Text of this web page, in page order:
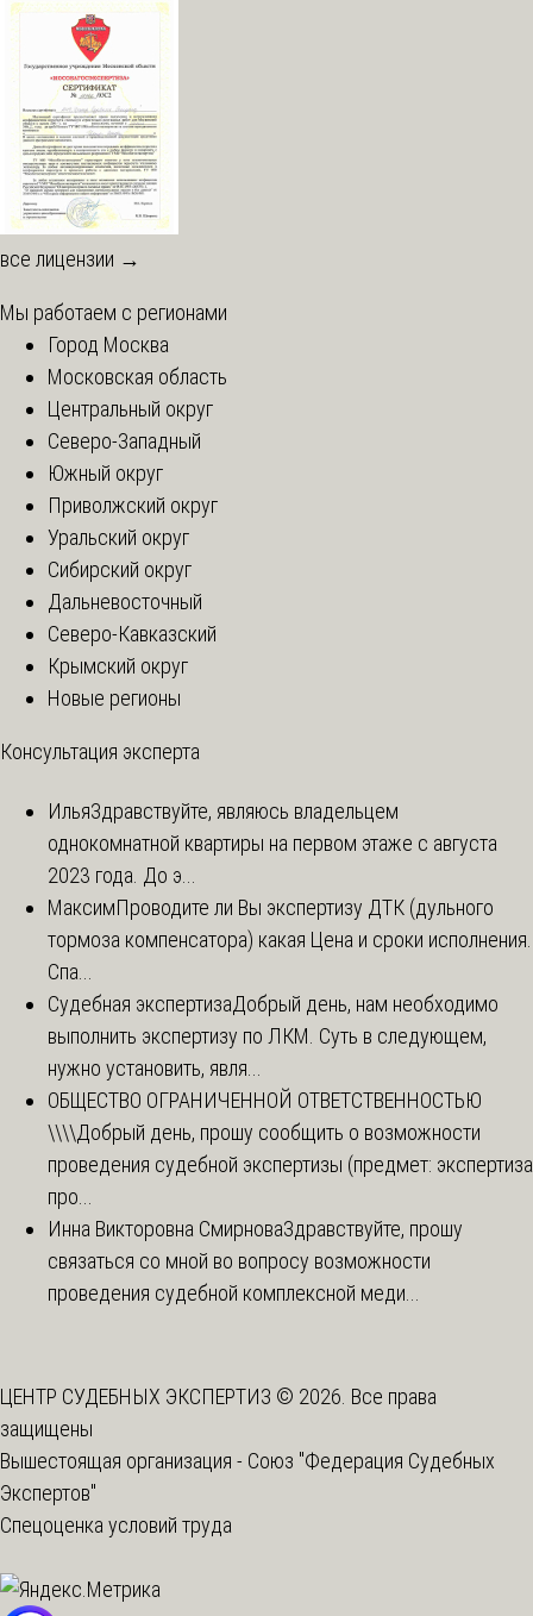
все лицензии →
Мы работаем с регионами
Город Москва
Московская область
Центральный округ
Северо-Западный
Южный округ
Приволжский округ
Уральский округ
Сибирский округ
Дальневосточный
Северо-Кавказский
Крымский округ
Новые регионы
Консультация эксперта
ИльяЗдравствуйте, являюсь владельцем
однокомнатной квартиры на первом этаже с августа
2023 года. До э...
МаксимПроводите ли Вы экспертизу ДТК (дульного
тормоза компенсатора) какая Цена и сроки исполнения.
Спа...
Судебная экспертизаДобрый день, нам необходимо
выполнить экспертизу по ЛКМ. Суть в следующем,
нужно установить, явля...
ОБЩЕСТВО ОГРАНИЧЕННОЙ ОТВЕТСТВЕННОСТЬЮ
\\\\Добрый день, прошу сообщить о возможности
проведения судебной экспертизы (предмет: экспертиза
про...
Инна Викторовна СмирноваЗдравствуйте, прошу
связаться со мной во вопросу возможности
проведения судебной комплексной меди...
ЦЕНТР СУДЕБНЫХ ЭКСПЕРТИЗ © 2026. Все права
защищены
Вышестоящая организация - Союз "Федерация Судебных
Экспертов"
Спецоценка условий труда